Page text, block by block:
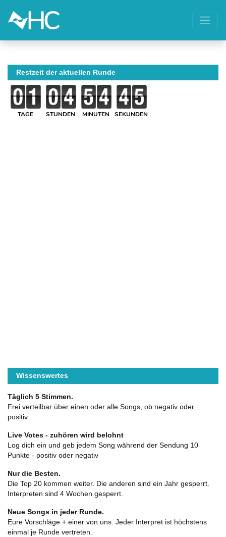
Restzeit der aktuellen Runde
TAGE STUNDEN MINUTEN SEKUNDEN
Wissenswertes
Täglich 5 Stimmen.
Frei verteilbar über einen oder alle Songs, ob negativ oder
positiv..
Live Votes - zuhören wird belohnt
Log dich ein und geb jedem Song während der Sendung 10
Punkte - positiv oder negativ
Nur die Besten.
Die Top 20 kommen weiter. Die anderen sind ein Jahr gesperrt.
Interpreten sind 4 Wochen gesperrt.
Neue Songs in jeder Runde.
Eure Vorschläge + einer von uns. Jeder Interpret ist höchstens
einmal je Runde vertreten.